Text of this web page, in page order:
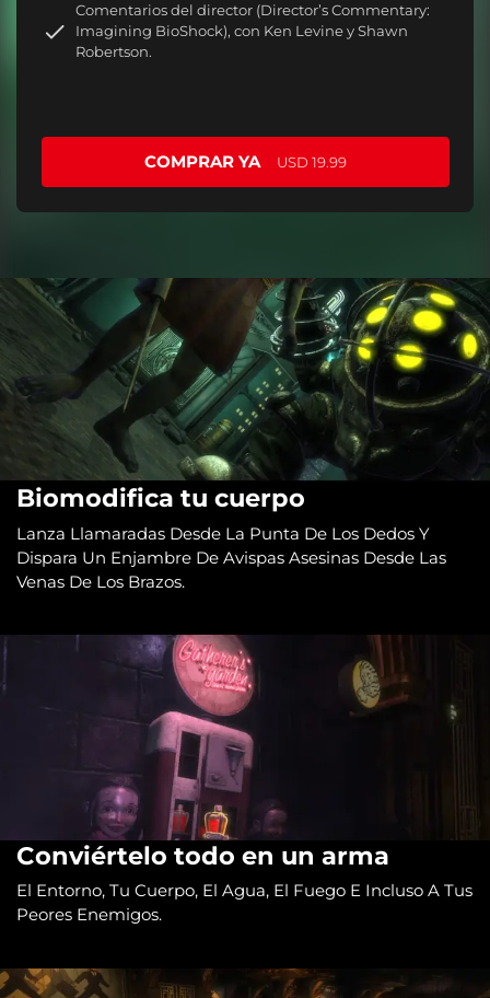
Comentarios del director (Director’s Commentary:
Imagining BioShock), con Ken Levine y Shawn
Robertson.
COMPRAR YA USD 19.99
Biomodifica tu cuerpo
Lanza Llamaradas Desde La Punta De Los Dedos Y
Dispara Un Enjambre De Avispas Asesinas Desde Las
Venas De Los Brazos.
Conviértelo todo en un arma
El Entorno, Tu Cuerpo, El Agua, El Fuego E Incluso A Tus
Peores Enemigos.